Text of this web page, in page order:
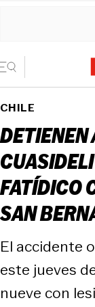
CHILE
DETIENEN
FATÍDICO
SAN
El accidente
este jueves
nueve con